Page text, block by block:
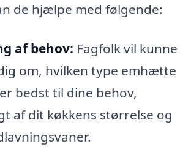
de hjælpe med følgende:
af behov: Fagfolk vil kunne
om, hvilken type emhætte
bedst til dine behov,
af dit køkkens størrelse og